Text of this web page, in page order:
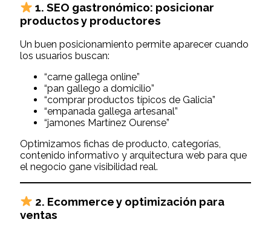
1.SEO gastronómico: posicionar
productos y productores
Un buen posicionamiento permite aparecer cuando
los usuarios buscan:
“carne gallega online”
“pan gallego a domicilio”
“comprar productos típicos de Galicia”
“empanada gallega artesanal”
“jamones Martínez Ourense”
Optimizamos fichas de producto, categorías,
contenido informativo y arquitectura web para que
el negocio gane visibilidad real.
2. Ecommerce y optimización para
ventas